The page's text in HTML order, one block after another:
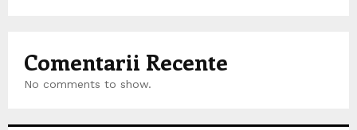
Comentarii Recente
No comments to show.